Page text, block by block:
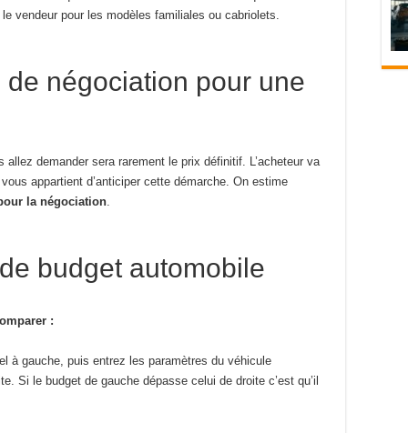
vendeur pour les modèles familiales ou cabriolets.
négociation pour une
demander sera rarement le prix définitif. L’acheteur va
appartient d’anticiper cette démarche. On estime
la négociation
budget automobile
:
à gauche, puis entrez les paramètres du véhicule
Si le budget de gauche dépasse celui de droite c’est qu’il